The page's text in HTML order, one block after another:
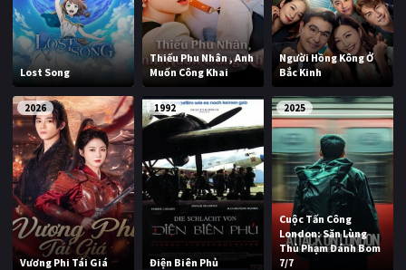
Lost Song
Thiếu Phu Nhân , Anh
Muốn Công Khai
Người Hồng Kông Ở
Bắc Kinh
2026
Vương Phi Tái Giá
1992
Điện Biên Phủ
2025
Cuộc Tấn Công
London: Săn Lùng
Thủ Phạm Đánh Bom
7/7